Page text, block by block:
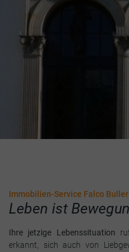
Immobilien-Service Falco Buller
Leben ist
Ihre jetzige Lebenssituation
erkannt, sich auch von